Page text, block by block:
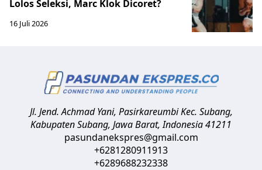
Lolos Seleksi, Marc Klok Dicoret?
16 Juli 2026
Jl. Jend. Achmad Yani, Pasirkareumbi Kec. Subang,
Kabupaten Subang, Jawa Barat,Indonesia41211
pasundanekspres@gmail.com
+6281280911913
+6289688232338